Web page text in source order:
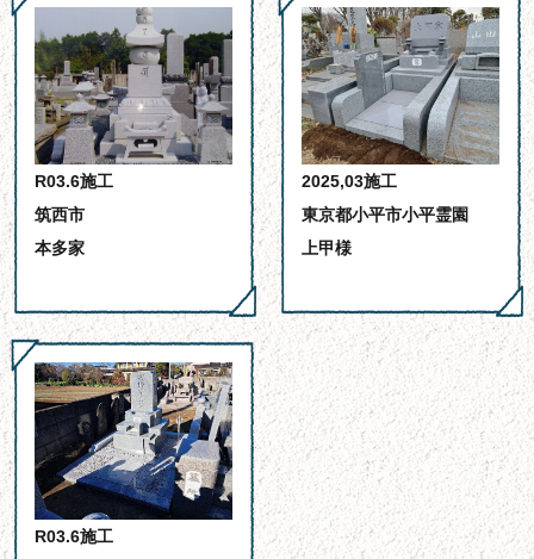
R03.6施工
筑西市
本多家
2025,03施工
東京都小平市小平霊園
上甲様
R03.6施工